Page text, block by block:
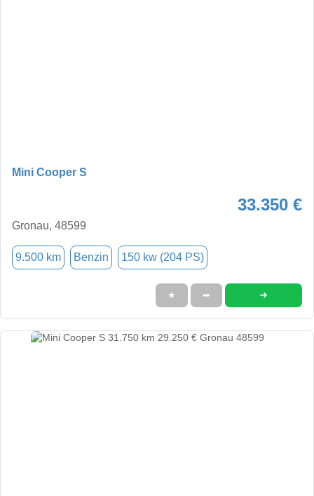
Mini Cooper S
33.350 €
Gronau, 48599
9.500 km Benzin 150 kw (204 PS)
★ ➦ ➜